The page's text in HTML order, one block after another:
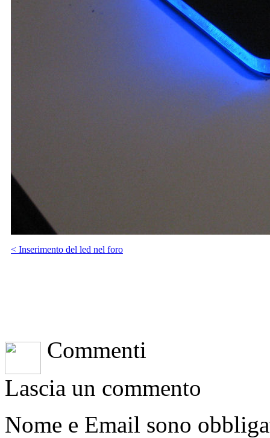
< Inserimento del led nel foro
Commenti
Lascia un commento
Nome e Email sono